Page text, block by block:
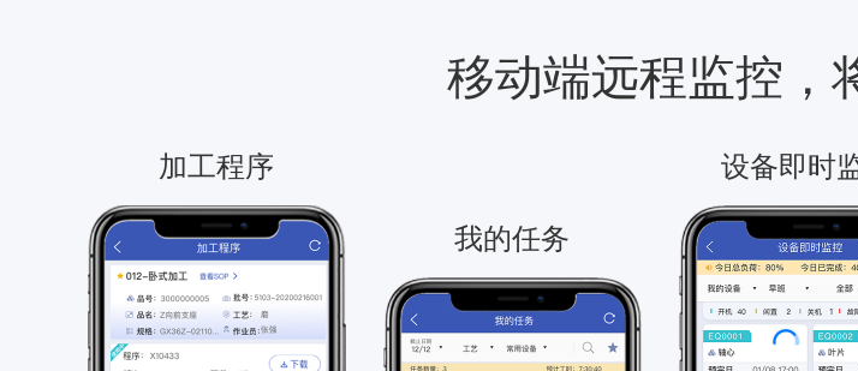
移动端远程监控，
加工程序
我的任务
设备即时